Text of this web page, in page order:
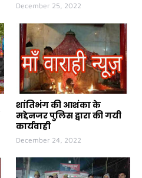
December 25, 2022
शांतिभंग की आशंका के
मद्देनजर पुलिस द्वारा की गयी
कार्यवाही
December 24, 2022